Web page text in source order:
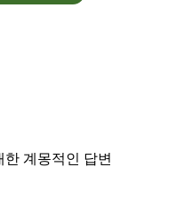
한 계몽적인 답변